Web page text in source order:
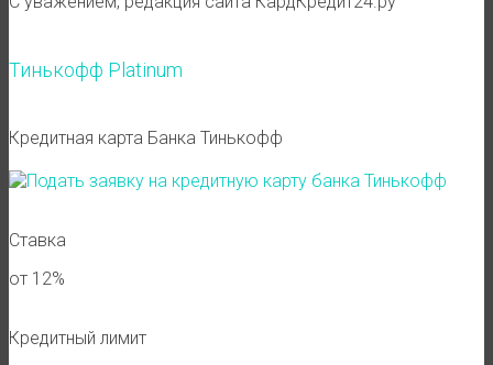
Тинькофф Platinum
Кредитная карта Банка Тинькофф
Ставка
от 12%
Кредитный лимит